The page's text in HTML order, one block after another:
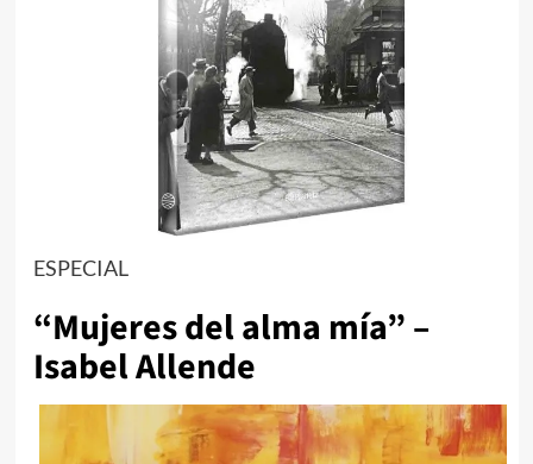
ESPECIAL
“Mujeres del alma mía” –
Isabel Allende